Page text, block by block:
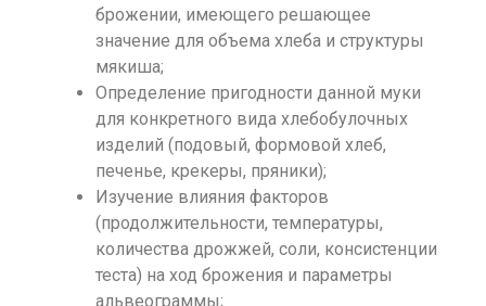
брожении, имеющего решающее
значение для объема хлеба и структуры
мякиша;
Определение пригодности данной муки
для конкретного вида хлебобулочных
изделий (подовый, формовой хлеб,
печенье, крекеры, пряники);
Изучение влияния факторов
(продолжительности, температуры,
количества дрожжей, соли, консистенции
теста) на ход брожения и параметры
альвеограммы;